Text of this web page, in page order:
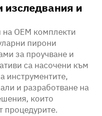
изследвания и
OEM комплекти
пирони
за проучване и
са насочени към
инструментите,
и разработване на
които
процедурите.